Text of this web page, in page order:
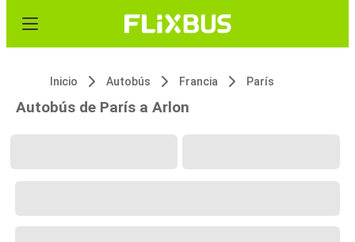
Inicio Autobús Francia París
Autobús de París a Arlon